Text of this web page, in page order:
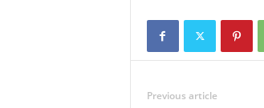
Previous article